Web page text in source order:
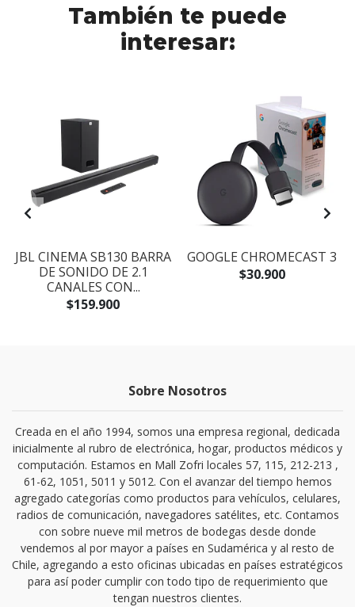
También te puede
interesar:
JBL CINEMA SB130 BARRA
DE SONIDO DE 2.1
CANALES CON...
$159.900
GOOGLE CHROMECAST 3
$30.900
Sobre Nosotros
Creada en el año 1994, somos una empresa regional, dedicada
inicialmente al rubro de electrónica, hogar, productos médicos y
computación. Estamos en Mall Zofri locales 57, 115, 212-213 ,
61-62, 1051, 5011 y 5012. Con el avanzar del tiempo hemos
agregado categorías como productos para vehículos, celulares,
radios de comunicación, navegadores satélites, etc. Contamos
con sobre nueve mil metros de bodegas desde donde
vendemos al por mayor a países en Sudamérica y al resto de
Chile, agregando a esto oficinas ubicadas en países estratégicos
para así poder cumplir con todo tipo de requerimiento que
tengan nuestros clientes.